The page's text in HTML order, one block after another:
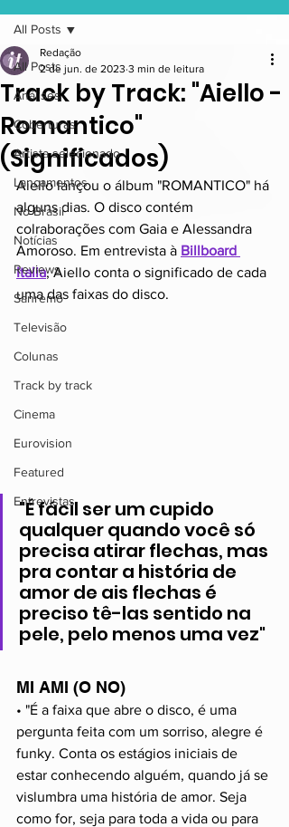
All Posts
Análises
Coberturas
Artista selecionado
Lançamentos
No Brasil
Notícias
Reviews
Sanremo
Televisão
Colunas
Track by track
Cinema
Eurovision
Featured
Entrevistas
All Posts
Track by Track: "Aiello -
Romantico"
(Significados)
Redação
2 de jun. de 2023 3 min de leitura
Aiello lançou o álbum "ROMANTICO" há
alguns dias. O disco contém
colraborações com Gaia e Alessandra
Amoroso. Em entrevista à Billboard
Italia, Aiello conta o significado de cada
uma das faixas do disco.
"É fácil ser um cupido
qualquer quando você só
precisa atirar flechas, mas
pra contar a história de
amor de ais flechas é
preciso tê-las sentido na
pele, pelo menos uma vez"
MI AMI (O NO)
• "É a faixa que abre o disco, é uma
pergunta feita com um sorriso, alegre é
funky. Conta os estágios iniciais de
estar conhecendo alguém, quando já se
vislumbra uma história de amor. Seja
como for, seja para toda a vida ou para